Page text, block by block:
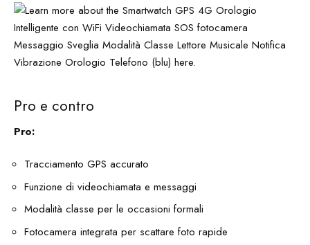
Pro e contro
Pro:
Tracciamento GPS accurato
Funzione di videochiamata e messaggi
Modalità classe per le occasioni formali
Fotocamera integrata per scattare foto rapide